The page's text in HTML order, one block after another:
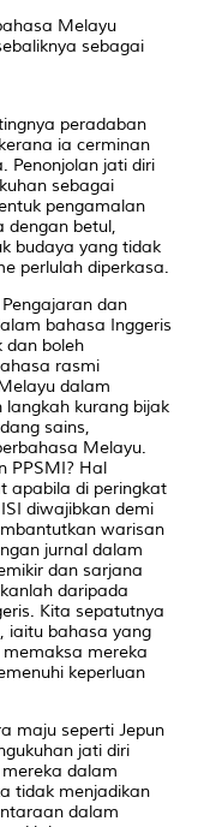
Melayu
sebagai
peradaban
ia cerminan
Penonjolan jati diri
sebagai
pengamalan
dengan betul,
budaya yang tidak
perlulah diperkasa.
dan
bahasa Inggeris
dan boleh
rasmi
dalam
kurang bijak
sains,
Melayu.
PPSMI? Hal
apabila di peringkat
diwajibkan demi
warisan
jurnal dalam
dan sarjana
daripada
Kita sepatutnya
iaitu bahasa yang
mereka
keperluan
maju seperti Jepun
jati diri
dalam
tidak menjadikan
dalam